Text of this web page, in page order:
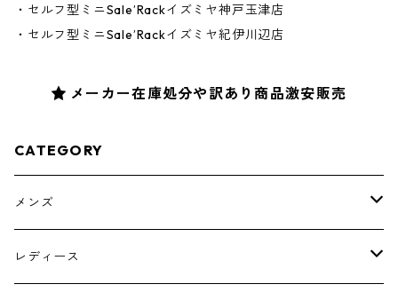
・セルフ型ミニSale’Rackイズミヤ神戸玉津店
・セルフ型ミニSale’Rackイズミヤ紀伊川辺店
メーカー在庫処分や訳あり商品激安販売
CATEGORY
メンズ
トップス
レディース